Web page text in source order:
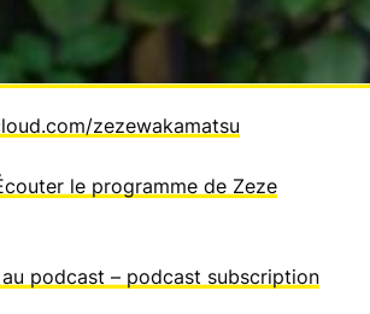
zezewakamatsu
le programme de Zeze
au podcast – podcast subscription